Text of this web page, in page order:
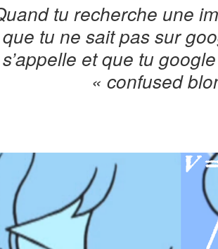
tu recherche une
que tu ne sait pas sur
s’appelle et que tu
« confused